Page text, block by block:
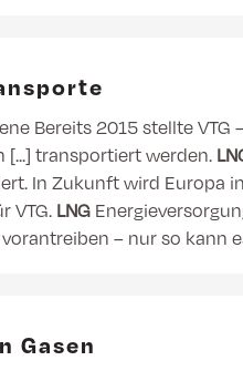
Bereits 2015 stellte VTG
[...] transportiert werden.
In Zukunft wird Europa
VTG. LNG
vorantreiben – nur so kann
Gasen